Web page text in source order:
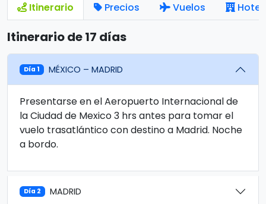
Itinerario Precios Vuelos
Itinerario de 17 días
Día 1 MÉXICO – MADRID
Presentarse en el Aeropuerto Internacional de
la Ciudad de Mexico 3 hrs antes para tomar el
vuelo trasatlántico con destino a Madrid. Noche
a bordo.
Día 2 MADRID